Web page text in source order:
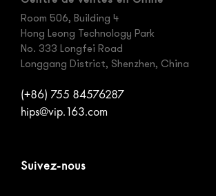
Room 506, Building 4
Hong Leong Technology Park
No. 333 Longfei Road
Longgang District, Shenzhen, China
(+86) 755 84576287
hips@vip.163.com
Suivez-nous